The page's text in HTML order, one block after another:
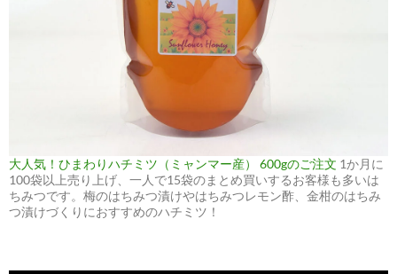
大人気！ひまわりハチミツ（ミャンマー産） 600gのご注文 1か月に
100袋以上売り上げ、一人で15袋のまとめ買いするお客様も多いは
ちみつです。梅のはちみつ漬けやはちみつレモン酢、金柑のはちみ
つ漬けづくりにおすすめのハチミツ！